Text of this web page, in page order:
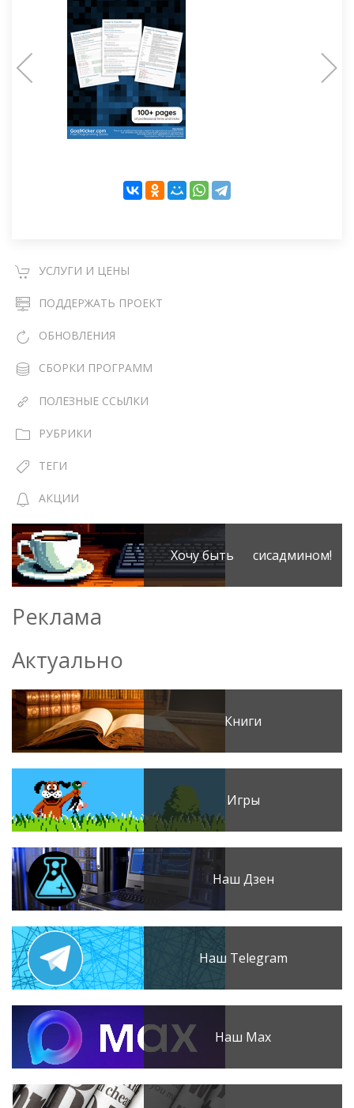
УСЛУГИ И ЦЕНЫ
ПОДДЕРЖАТЬ ПРОЕКТ
ОБНОВЛЕНИЯ
СБОРКИ ПРОГРАММ
ПОЛЕЗНЫЕ ССЫЛКИ
РУБРИКИ
ТЕГИ
АКЦИИ
Хочу быть сисадмином!
Реклама
Актуально
Книги
Игры
Наш Дзен
Наш Telegram
Наш Max